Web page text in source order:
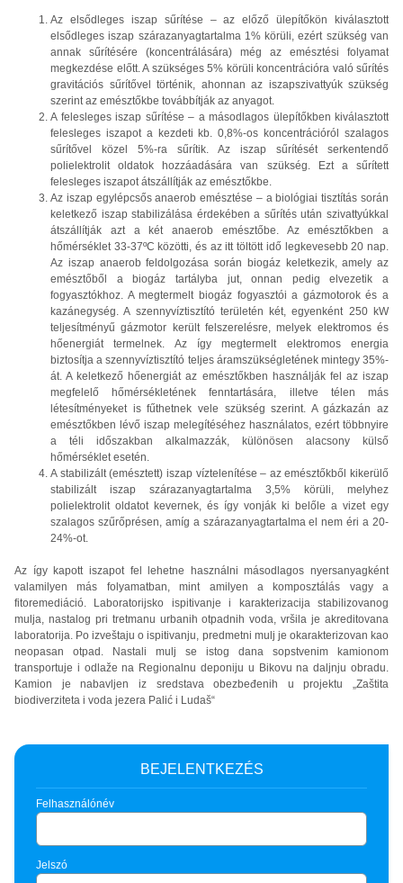
Az elsődleges iszap sűrítése – az előző ülepítőkön kiválasztott
elsődleges iszap szárazanyagtartalma 1% körüli, ezért szükség van
annak sűrítésére (koncentrálására) még az emésztési folyamat
megkezdése előtt. A szükséges 5% körüli koncentrációra való sűrítés
gravitációs sűrítővel történik, ahonnan az iszapszivattyúk szükség
szerint az emésztőkbe továbbítják az anyagot.
A felesleges iszap sűrítése – a másodlagos ülepítőkben kiválasztott
felesleges iszapot a kezdeti kb. 0,8%-os koncentrációról szalagos
sűrítővel közel 5%-ra sűrítik. Az iszap sűrítését serkentendő
polielektrolit oldatok hozzáadására van szükség. Ezt a sűrített
felesleges iszapot átszállítják az emésztőkbe.
Az iszap egylépcsős anaerob emésztése – a biológiai tisztítás során
keletkező iszap stabilizálása érdekében a sűrítés után szivattyúkkal
átszállítják azt a két anaerob emésztőbe. Az emésztőkben a
hőmérséklet 33-37ºC közötti, és az itt töltött idő legkevesebb 20 nap.
Az iszap anaerob feldolgozása során biogáz keletkezik, amely az
emésztőből a biogáz tartályba jut, onnan pedig elvezetik a
fogyasztókhoz. A megtermelt biogáz fogyasztói a gázmotorok és a
kazánegység. A szennyvíztisztító területén két, egyenként 250 kW
teljesítményű gázmotor került felszerelésre, melyek elektromos és
hőenergiát termelnek. Az így megtermelt elektromos energia
biztosítja a szennyvíztisztító teljes áramszükségletének mintegy 35%-
át. A keletkező hőenergiát az emésztőkben használják fel az iszap
megfelelő hőmérsékletének fenntartására, illetve télen más
létesítményeket is fűthetnek vele szükség szerint. A gázkazán az
emésztőkben lévő iszap melegítéséhez használatos, ezért többnyire
a téli időszakban alkalmazzák, különösen alacsony külső
hőmérséklet esetén.
A stabilizált (emésztett) iszap víztelenítése – az emésztőkből kikerülő
stabilizált iszap szárazanyagtartalma 3,5% körüli, melyhez
polielektrolit oldatot kevernek, és így vonják ki belőle a vizet egy
szalagos szűrőprésen, amíg a szárazanyagtartalma el nem éri a 20-
24%-ot.
Az így kapott iszapot fel lehetne használni másodlagos nyersanyagként
valamilyen más folyamatban, mint amilyen a komposztálás vagy a
fitoremediáció. Laboratorijsko ispitivanje i karakterizacija stabilizovanog
mulja, nastalog pri tretmanu urbanih otpadnih voda, vršila je akreditovana
laboratorija. Po izveštaju o ispitivanju, predmetni mulj je okarakterizovan kao
neopasan otpad. Nastali mulj se istog dana sopstvenim kamionom
transportuje i odlaže na Regionalnu deponiju u Bikovu na daljnju obradu.
Kamion je nabavljen iz sredstava obezbeđenih u projektu „Zaštita
biodiverziteta i voda jezera Palić i Ludaš“
BEJELENTKEZÉS
Felhasználónév
Jelszó